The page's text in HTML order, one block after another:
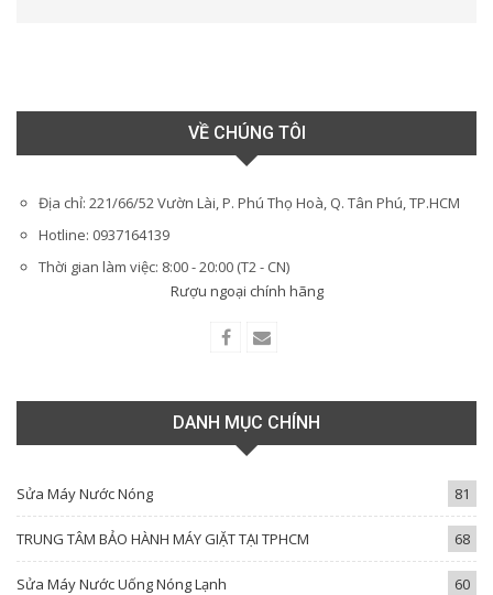
VỀ CHÚNG TÔI
Địa chỉ: 221/66/52 Vườn Lài, P. Phú Thọ Hoà, Q. Tân Phú, TP.HCM
Hotline: 0937164139
Thời gian làm việc: 8:00 - 20:00 (T2 - CN)
Rượu ngoại chính hãng
DANH MỤC CHÍNH
Sửa Máy Nước Nóng 81
TRUNG TÂM BẢO HÀNH MÁY GIẶT TẠI TPHCM 68
Sửa Máy Nước Uống Nóng Lạnh 60